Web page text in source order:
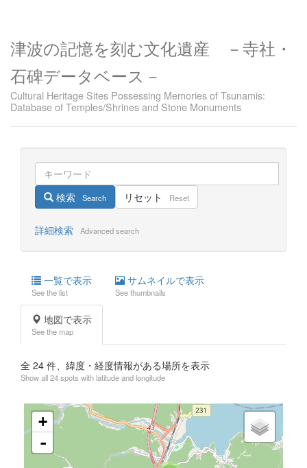
津波の記憶を刻む文化遺産 －寺社・
石碑データベース－
Cultural Heritage Sites Possessing Memories of Tsunamis:
Database of Temples/Shrines and Stone Monuments
検索 Search リセット Reset
詳細検索 Advanced search
一覧で表示
See the list
サムネイルで表示
See thumbnails
地図で表示
See the map
全 24 件、緯度・経度情報がある場所を表示
Show all 24 spots with latitude and longitude
+
-